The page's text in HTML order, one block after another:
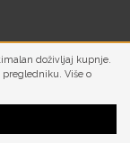
doživljaj kupnje.
Više o